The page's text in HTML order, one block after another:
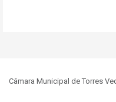
Câmara Municipal de Torres